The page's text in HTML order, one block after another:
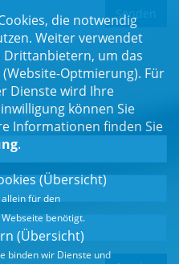
und der Region.
die notwendig
Weiter verwendet
Drittanbietern, um das
Optmierung). Für
Dienste wird Ihre
können Sie
Informationen finden Sie
.
(Übersicht)
für den
benötigt.
(Übersicht)
binden wir Dienste und